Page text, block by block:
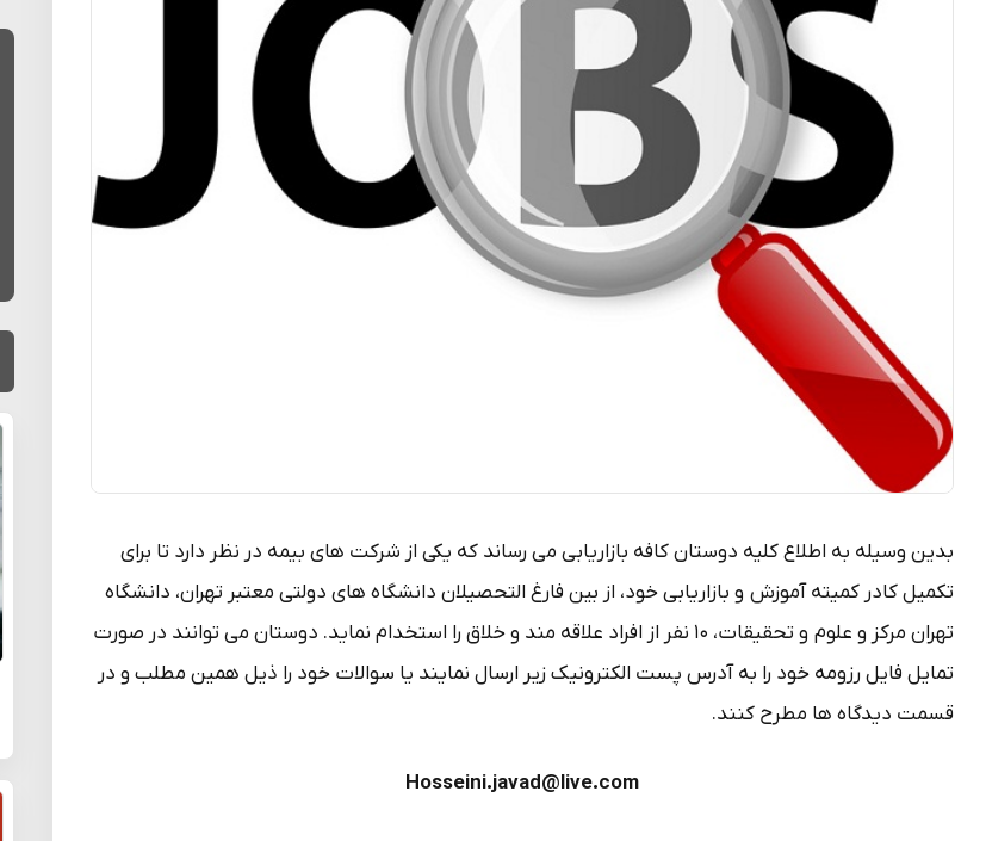
بدین وسیله به اطلاع کلیه دوستان کافه بازاریابی می رساند که یکی از شرکت های بیمه در نظر دارد تا برای
تکمیل کادر کمیته آموزش و بازاریابی خود، از بین فارغ التحصیلان دانشگاه های دولتی معتبر تهران، دانشگاه
تهران مرکز و علوم و تحقیقات، ۱۰ نفر از افراد علاقه مند و خلاق را استخدام نماید. دوستان می توانند در صورت
تمایل فایل رزومه خود را به آدرس پست الکترونیک زیر ارسال نمایند یا سوالات خود را ذیل همین مطلب و در
قسمت دیدگاه ها مطرح کنند.
Hosseini.javad@live.com